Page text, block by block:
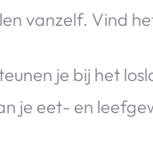
vanzelf. Vind
je bij het
je eet- en